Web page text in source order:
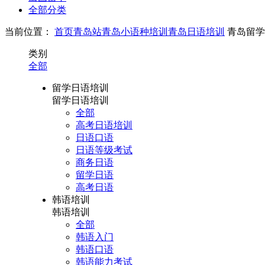
全部分类
当前位置： 首页青岛站青岛小语种培训 青岛日语培训 青岛留
类别
全部
留学日语培训
留学日语培训
全部
高考日语培训
日语口语
日语等级考试
商务日语
留学日语
高考日语
韩语培训
韩语培训
全部
韩语入门
韩语口语
韩语能力考试